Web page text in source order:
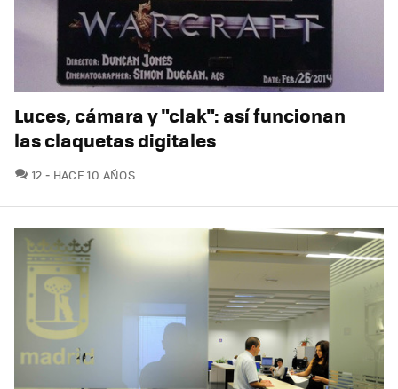
Luces, cámara y "clak": así funcionan
las claquetas digitales
12 COMENTARIOS
HACE 10 AÑOS